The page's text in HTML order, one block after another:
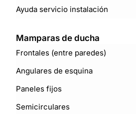
Ayuda servicio instalación
Mamparas de ducha
Frontales (entre paredes)
Angulares de esquina
Paneles fijos
Semicirculares